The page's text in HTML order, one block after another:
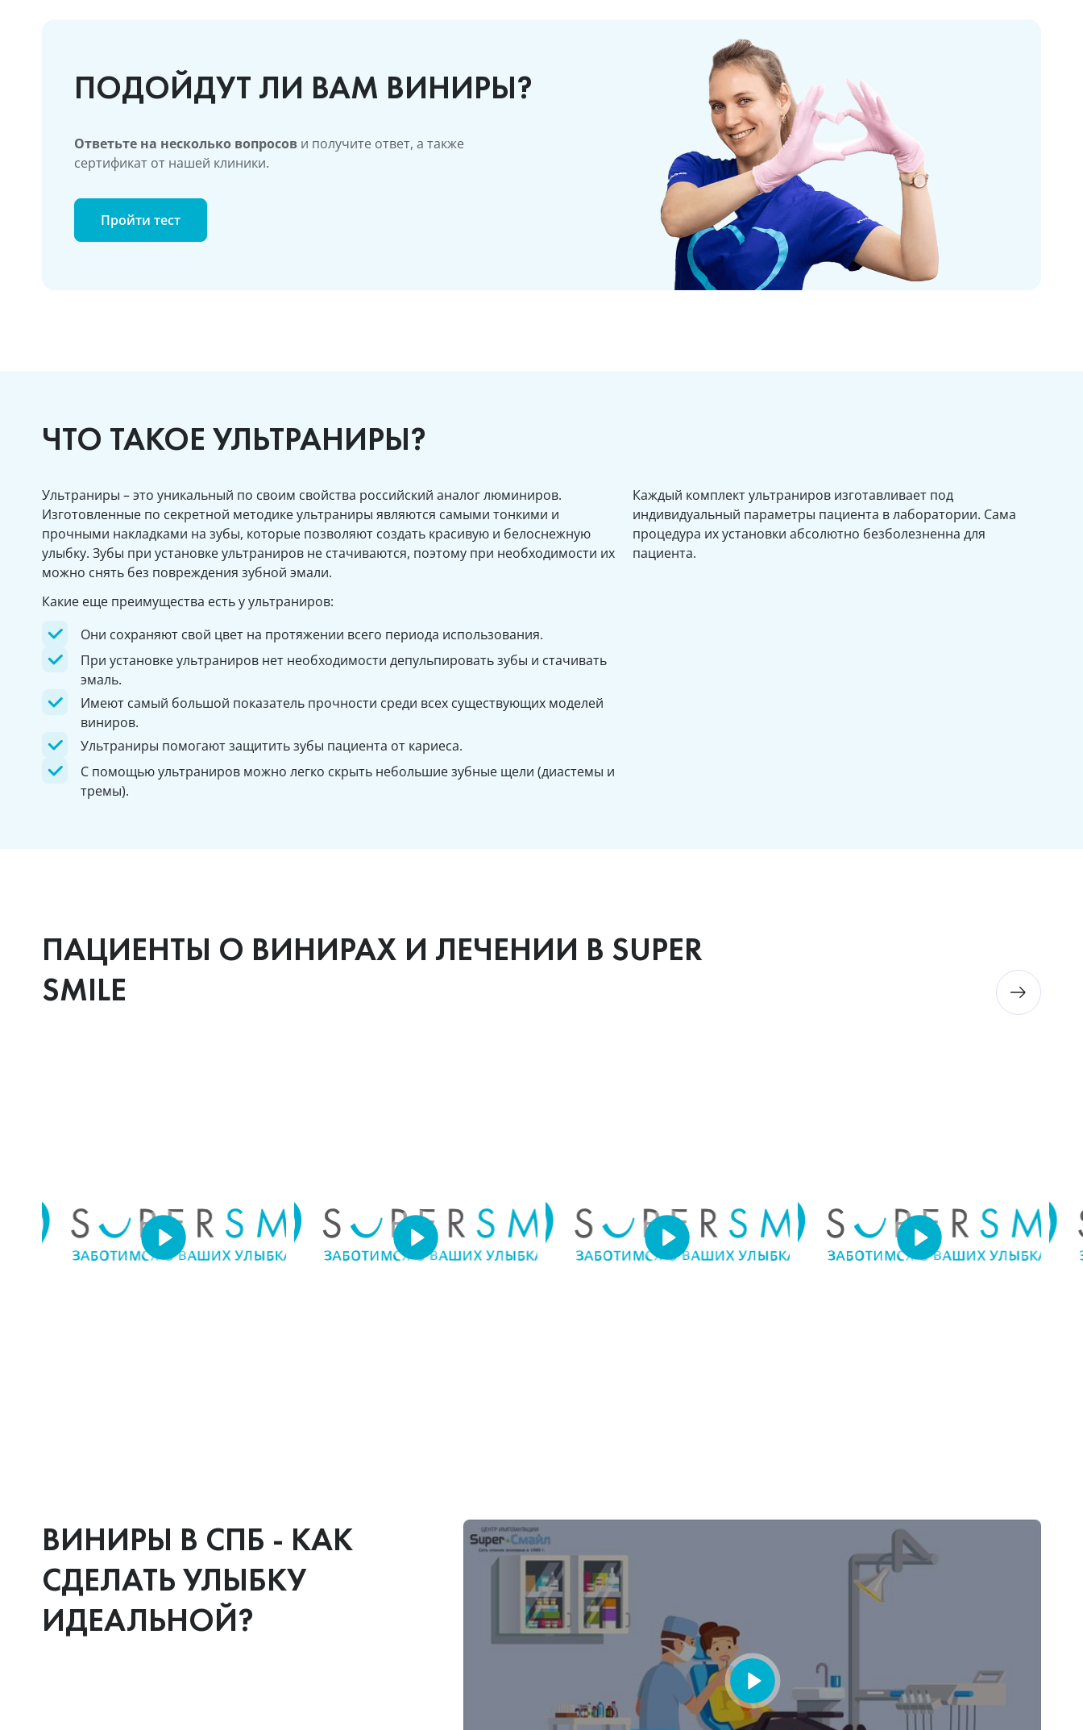
ПОДОЙДУТ ЛИ ВАМ ВИНИРЫ?
Ответьте на несколько вопросов и получите ответ, а также
сертификат от нашей клиники.
Пройти тест
ЧТО ТАКОЕ УЛЬТРАНИРЫ?
Ультраниры – это уникальный по своим свойства российский аналог люминиров.
Изготовленные по секретной методике ультраниры являются самыми тонкими и
прочными накладками на зубы, которые позволяют создать красивую и белоснежную
улыбку. Зубы при установке ультраниров не стачиваются, поэтому при необходимости их
можно снять без повреждения зубной эмали.
Какие еще преимущества есть у ультраниров:
Они сохраняют свой цвет на протяжении всего периода использования.
При установке ультраниров нет необходимости депульпировать зубы и стачивать
эмаль.
Имеют самый большой показатель прочности среди всех существующих моделей
виниров.
Ультраниры помогают защитить зубы пациента от кариеса.
С помощью ультраниров можно легко скрыть небольшие зубные щели (диастемы и
тремы).
Каждый комплект ультраниров изготавливает под
индивидуальный параметры пациента в лаборатории. Сама
процедура их установки абсолютно безболезненна для
пациента.
ПАЦИЕНТЫ О ВИНИРАХ И ЛЕЧЕНИИ В SUPER
SMILE
ВИНИРЫ В СПБ - КАК
СДЕЛАТЬ УЛЫБКУ
ИДЕАЛЬНОЙ?